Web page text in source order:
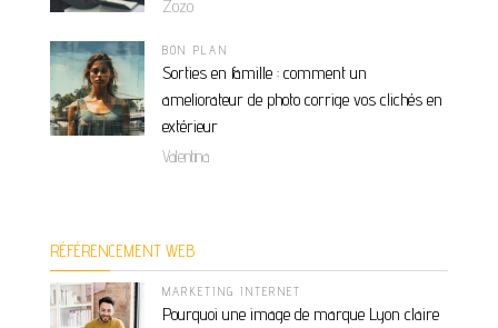
Zozo
BON PLAN
Sorties en famille : comment un
ameliorateur de photo corrige vos clichés en
extérieur
Valentina
RÉFÉRENCEMENT WEB
MARKETING INTERNET
Pourquoi une image de marque Lyon claire